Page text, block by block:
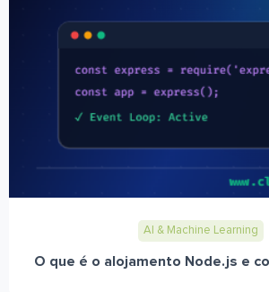
AI & Machine Learning
O que é o alojamento Node.js e